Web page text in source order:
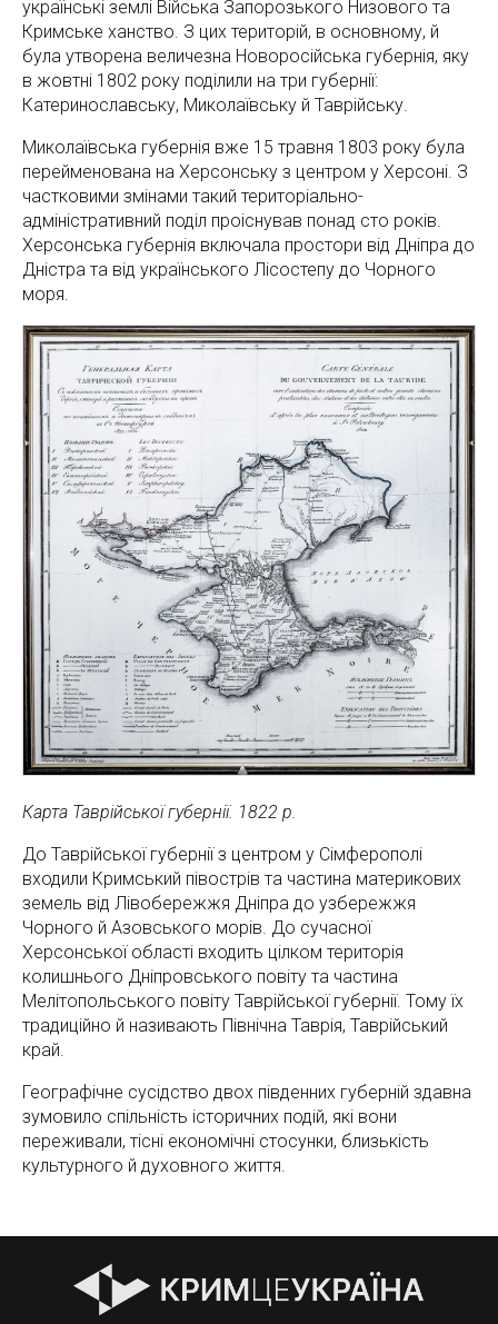
українські землі Війська Запорозького Низового та
Кримське ханство. З цих територій, в основному, й
була утворена величезна Новоросійська губернія, яку
в жовтні 1802 року поділили на три губернії:
Катеринославську, Миколаївську й Таврійську.
Миколаївська губернія вже 15 травня 1803 року була
перейменована на Херсонську з центром у Херсоні. З
частковими змінами такий територіально-
адміністративний поділ проіснував понад сто років.
Херсонська губернія включала простори від Дніпра до
Дністра та від українського Лісостепу до Чорного
моря.
Карта Таврійської губернії. 1822 р.
До Таврійської губернії з центром у Сімферополі
входили Кримський півострів та частина материкових
земель від Лівобережжя Дніпра до узбережжя
Чорного й Азовського морів. До сучасної
Херсонської області входить цілком територія
колишнього Дніпровського повіту та частина
Мелітопольського повіту Таврійської губернії. Тому їх
традиційно й називають Північна Таврія, Таврійський
край.
Географічне сусідство двох південних губерній здавна
зумовило спільність історичних подій, які вони
переживали, тісні економічні стосунки, близькість
культурного й духовного життя.